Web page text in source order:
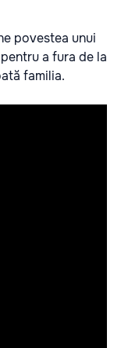
povestea unui
a fura de la
familia.